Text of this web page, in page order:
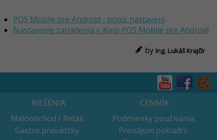
POS Mobile pre Android - popis nastavení
Nastavenie zariadenia v iKelp POS Mobile pre Android
by Ing. Lukáš Krajčír
RIEŠENIA
Maloobchod / Retail
Gastro prevádzky
CENNÍK
Podmienky používania
Prenájom pokladní